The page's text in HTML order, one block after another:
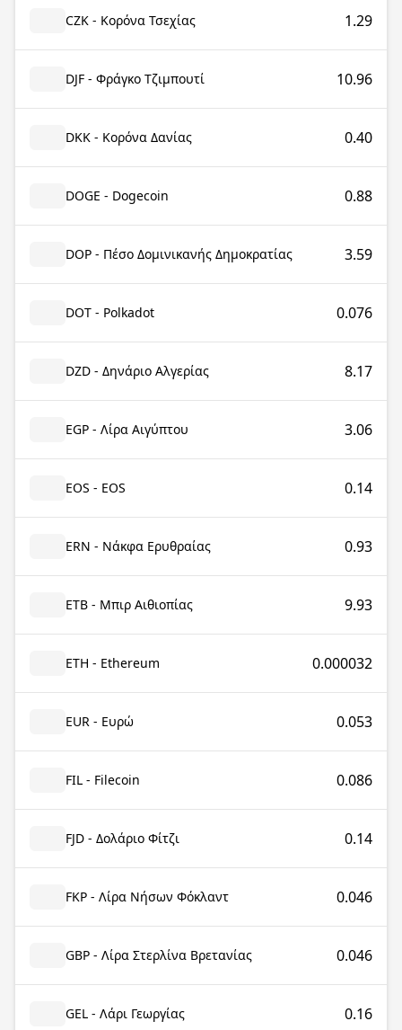
CZK - Κορόνα Τσεχίας 1.29
DJF - Φράγκο Τζιμπουτί 10.96
DKK - Κορόνα Δανίας 0.40
DOGE - Dogecoin 0.88
DOP - Πέσο Δομινικανής Δημοκρατίας 3.59
DOT - Polkadot 0.076
DZD - Δηνάριο Αλγερίας 8.17
EGP - Λίρα Αιγύπτου 3.06
EOS - EOS 0.14
ERN - Νάκφα Ερυθραίας 0.93
ETB - Μπιρ Αιθιοπίας 9.93
ETH - Ethereum 0.000032
EUR - Ευρώ 0.053
FIL - Filecoin 0.086
FJD - Δολάριο Φίτζι 0.14
FKP - Λίρα Νήσων Φόκλαντ 0.046
GBP - Λίρα Στερλίνα Βρετανίας 0.046
GEL - Λάρι Γεωργίας 0.16